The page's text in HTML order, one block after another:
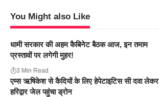
You Might also Like
धामी सरकार की अहम कैबिनेट बैठक आज, इन तमाम
प्रस्तावों पर लगेगी मुहर!
3 Min Read
एम्स ऋषिकेश से कैदियों के लिए हेपेटाइटिस सी दवा लेकर
हरिद्वार जेल पहुंचा ड्रोन